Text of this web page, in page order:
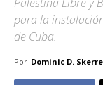
para la
de Cuba.
Por Dominic D.